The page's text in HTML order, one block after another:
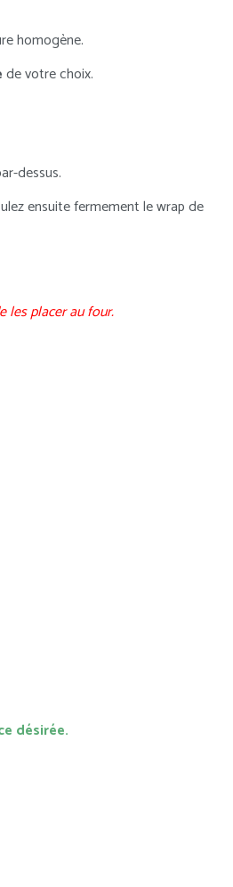
homogène.
de votre choix.
dessus.
ensuite fermement le wrap de
les placer au four.
désirée.